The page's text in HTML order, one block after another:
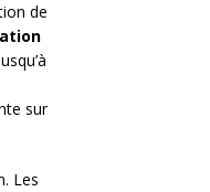
de
sur
Les